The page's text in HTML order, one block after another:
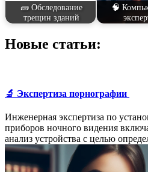
🧱 Обследование
трещин зданий
🧠
Новые статьи:
🔬 Экспертиза порнографии
Инженерная экспертиза по
приборов ночного видения
анализ устройства с целью